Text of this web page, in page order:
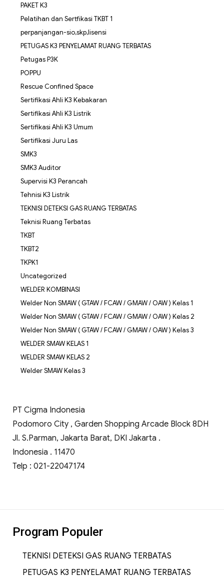
PAKET K3
Pelatihan dan Sertfikasi TKBT 1
perpanjangan-sio,skp,lisensi
PETUGAS K3 PENYELAMAT RUANG TERBATAS
Petugas P3K
POPPU
Rescue Confined Space
Sertifikasi Ahli K3 Kebakaran
Sertifikasi Ahli K3 Listrik
Sertifikasi Ahli K3 Umum
Sertifikasi Juru Las
SMK3
SMK3 Auditor
Supervisi K3 Perancah
Tehnisi K3 Listrik
TEKNISI DETEKSI GAS RUANG TERBATAS
Teknisi Ruang Terbatas
TKBT
TKBT2
TKPK1
Uncategorized
WELDER KOMBINASI
Welder Non SMAW ( GTAW / FCAW / GMAW / OAW ) Kelas 1
Welder Non SMAW ( GTAW / FCAW / GMAW / OAW ) Kelas 2
Welder Non SMAW ( GTAW / FCAW / GMAW / OAW ) Kelas 3
WELDER SMAW KELAS 1
WELDER SMAW KELAS 2
Welder SMAW Kelas 3
PT Cigma Indonesia
Podomoro City , Garden Shopping Arcade Block 8DH
Jl. S.Parman, Jakarta Barat, DKI Jakarta .
Indonesia . 11470
Telp : 021-22047174
Program Populer
TEKNISI DETEKSI GAS RUANG TERBATAS
PETUGAS K3 PENYELAMAT RUANG TERBATAS